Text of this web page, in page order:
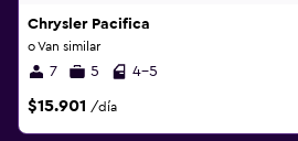
Chrysler Pacifica
o Van similar
7 5 4-5
$15.901 /día